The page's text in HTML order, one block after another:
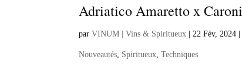
Adriatico Amaretto x
parVINUM | Vins & Spiritueux 22 Fév, 2024
Nouveautés Spiritueux ,Techniques